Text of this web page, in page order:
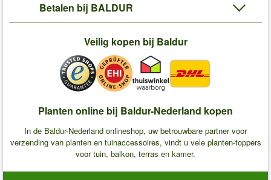
Betalen bij BALDUR
Veilig kopen bij Baldur
Planten online bij Baldur-Nederland kopen
In de Baldur-Nederland onlineshop, uw betrouwbare partner voor
verzending van planten en tuinaccessoires, vindt u vele planten-toppers
voor tuin, balkon, terras en kamer.